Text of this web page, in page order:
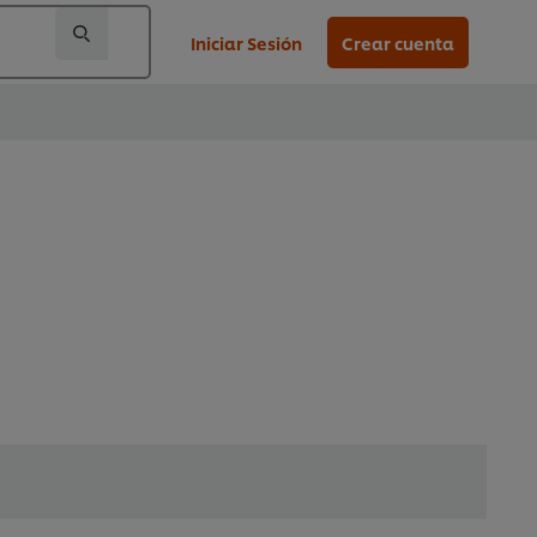
Iniciar Sesión Crear cuenta